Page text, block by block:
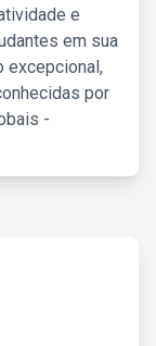
e
em sua
excepcional,
por
-